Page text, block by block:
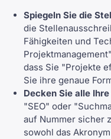
Spiegeln Sie die
die
Fähigkeiten und
dass Sie "Projekte
Sie ihre genaue
Decken Sie alle
"SEO" oder
auf Nummer sicher
sowohl das